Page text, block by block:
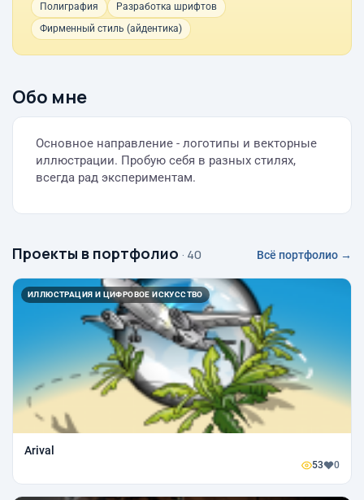
Полиграфия
Разработка шрифтов
Фирменный стиль (айдентика)
Обо мне
Основное направление - логотипы и векторные
иллюстрации. Пробую себя в разных стилях,
всегда рад экспериментам.
Проекты в портфолио · 40 Всё портфолио →
ИЛЛЮСТРАЦИЯ И ЦИФРОВОЕ ИСКУССТВО
Arival
53 0